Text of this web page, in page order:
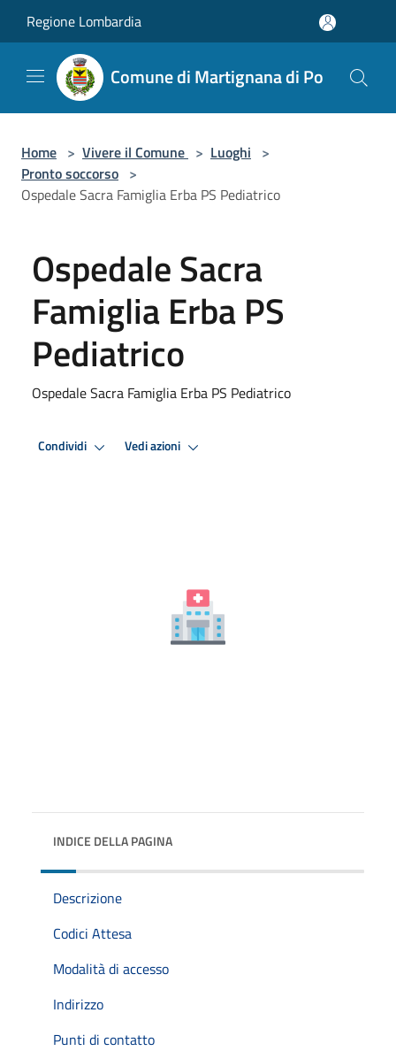
Regione Lombardia
Comune di Martignana di Po
Home > Vivere il Comune > Luoghi >
Pronto soccorso >
Ospedale Sacra Famiglia Erba PS Pediatrico
Ospedale Sacra
Famiglia Erba PS
Pediatrico
Ospedale Sacra Famiglia Erba PS Pediatrico
Condividi Vedi azioni
INDICE DELLA PAGINA
Descrizione
Codici Attesa
Modalità di accesso
Indirizzo
Punti di contatto